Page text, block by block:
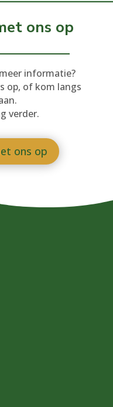
ons op
informatie?
op, of kom langs
verder.
ons op